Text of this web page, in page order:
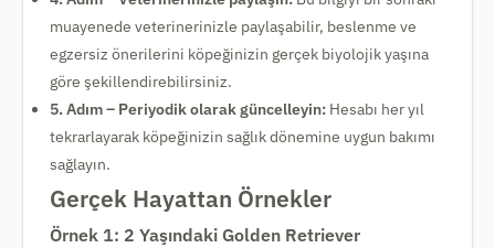
muayenede veterinerinizle paylaşabilir, beslenme ve
egzersiz önerilerini köpeğinizin gerçek biyolojik yaşına
göre şekillendirebilirsiniz.
5. Adım – Periyodik olarak güncelleyin: Hesabı her yıl
tekrarlayarak köpeğinizin sağlık dönemine uygun bakımı
sağlayın.
Gerçek Hayattan Örnekler
Örnek 1: 2 Yaşındaki Golden Retriever